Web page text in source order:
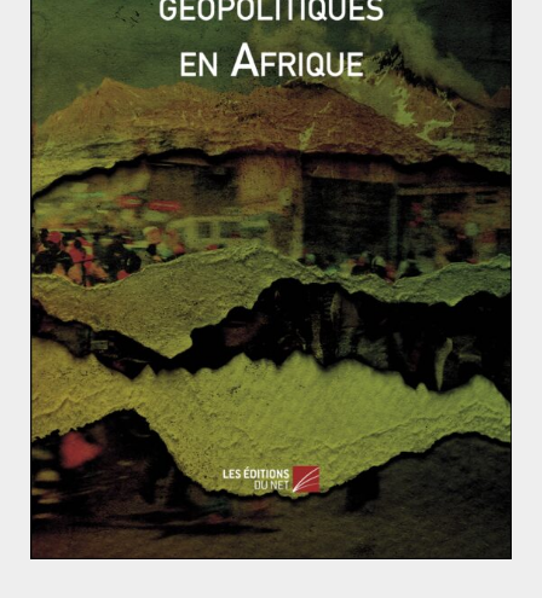
Signe témoignant d’une tension exacerbée, des
parlementaires qualifiés de « pétitionnaires » ont
obtenula chute de Jeanine Mabunda. Celle-ci,
présidente de l’Assemblée nationale est une proche de
Joseph Kabila. Un succès qui constitue une victoire clé
pour le camp Tshisekedi, désireux de reformer une
nouvelle majorité parlementaire. Mais cela n’augure
rien de bon, tant la situation politique de ce pays
demeure instable.
Egypte : Al-Sissi, le mal nécessaire ?
Valéry Giscard d’Estaing et sa politique extérieure: m
odernité ou continuité ? (2/3 : une nouvelle pensée d
iplomatique)